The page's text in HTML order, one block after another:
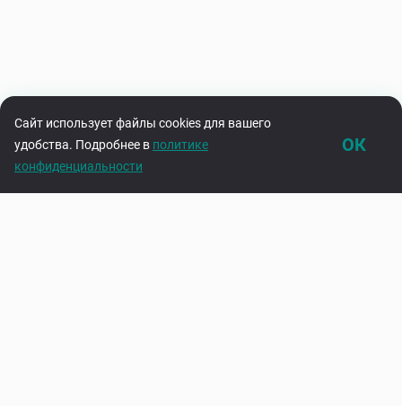
Сайт использует файлы cookies для вашего
удобства. Подробнее в политике
конфиденциальности
ОК